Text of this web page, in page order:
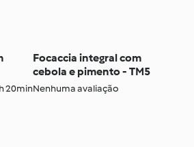
20min
Focaccia integral com
cebola e pimento - TM5
Nenhuma avaliação